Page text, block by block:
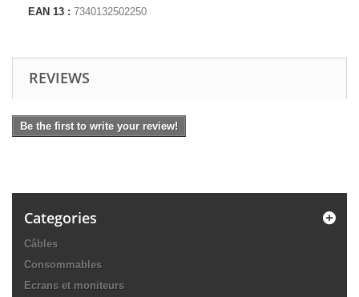
EAN 13 : 7340132502250
REVIEWS
Be the first to write your review!
Categories
Câbles
Consommables
Ecrans et moniteurs